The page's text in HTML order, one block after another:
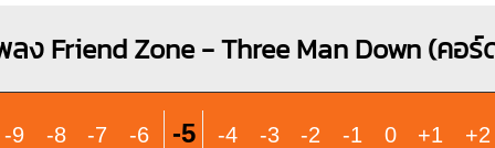
ลง Friend Zone - Three Man Down (คอร์
-9 -8 -7 -6 -5 -4 -3 -2 -1 0 +1 +2